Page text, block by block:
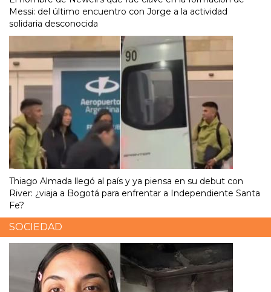
Messi: del último encuentro con Jorge a la actividad
solidaria desconocida
Thiago Almada llegó al país y ya piensa en su debut con
River: ¿viaja a Bogotá para enfrentar a Independiente Santa
Fe?
SOCIEDAD